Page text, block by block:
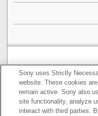
Sony uses Strictly
website. These cookies
remain active. Sony also
site functionality, analyze
interact with third parties.